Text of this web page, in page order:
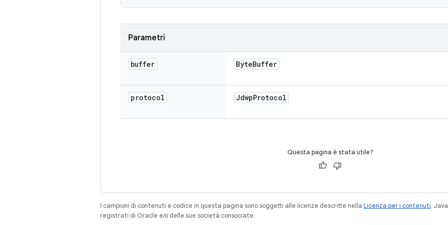
Parametri
buffer ByteBuffer
protocol JdwpProtocol
Questa pagina è stata utile?
I campioni di contenuti e codice in questa pagina sono soggetti alle licenze descritte nella Licenza per i contenuti.
registrati di Oracle e/o delle sue società consociate.